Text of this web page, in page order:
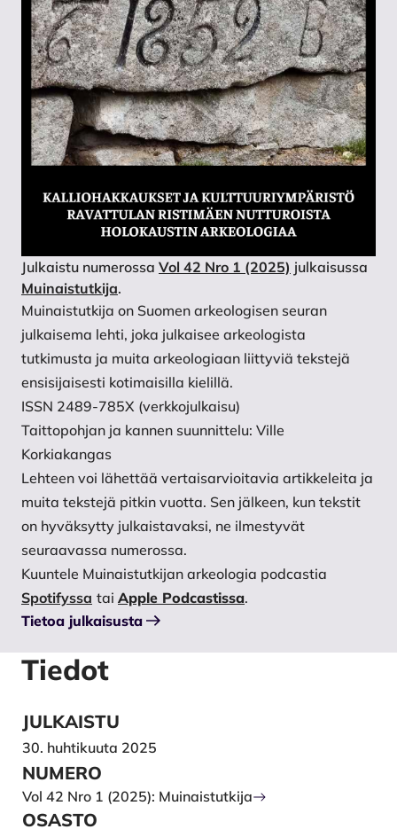
Julkaistu numerossa Vol 42 Nro 1 (2025) julkaisussa
Muinaistutkija.
Muinaistutkija on Suomen arkeologisen seuran
julkaisema lehti, joka julkaisee arkeologista
tutkimusta ja muita arkeologiaan liittyviä tekstejä
ensisijaisesti kotimaisilla kielillä.
ISSN 2489-785X (verkkojulkaisu)
Taittopohjan ja kannen suunnittelu: Ville
Korkiakangas
Lehteen voi lähettää vertaisarvioitavia artikkeleita ja
muita tekstejä pitkin vuotta. Sen jälkeen, kun tekstit
on hyväksytty julkaistavaksi, ne ilmestyvät
seuraavassa numerossa.
Kuuntele Muinaistutkijan arkeologia podcastia
Spotifyssa tai Apple Podcastissa.
Tietoa julkaisusta
Tiedot
JULKAISTU
30. huhtikuuta 2025
NUMERO
Vol 42 Nro 1 (2025): Muinaistutkija
OSASTO